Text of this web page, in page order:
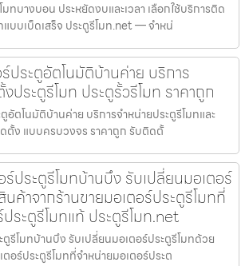
มทบางบอน ประหยัดงบและเวลา เลือกใช้บริการติด
แบบเบ็ดเสร็จ ประตูรีโมท.net — จำหน่
ประตูอัตโนมัติบ้านค่าย บริการ
ประตูรีโมท ประตูรั้วรีโมท ราคาถูก
อัตโนมัติบ้านค่าย บริการจำหน่ายประตูรีโมทและ
ตั้ง แบบครบวงจร ราคาถูก รับติดตั้
ประตูรีโมทบ้านบึง รับเปลี่ยนมอเตอร์
ค้าจากร้านขายมอเตอร์ประตูรีโมทที่
ระตูรีโมทแท้ ประตูรีโมท.net
รีโมทบ้านบึง รับเปลี่ยนมอเตอร์ประตูรีโมทด้วย
อร์ประตูรีโมทที่จำหน่ายมอเตอร์ประต